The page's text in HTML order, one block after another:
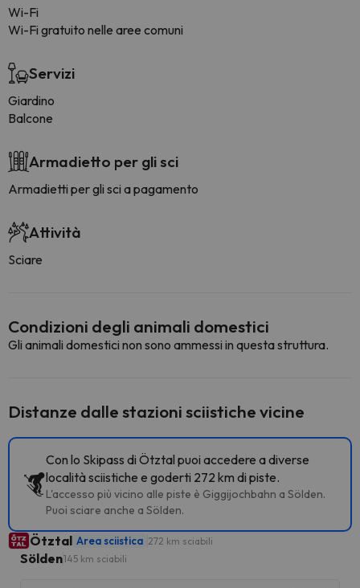
Wi-Fi
Wi-Fi gratuito nelle aree comuni
Servizi
Giardino
Balcone
Armadietto per gli sci
Armadietti per gli sci a pagamento
Attività
Sciare
Condizioni degli animali domestici
Gli animali domestici non sono ammessi in questa struttura.
Distanze dalle stazioni sciistiche vicine
Con lo Skipass di Ötztal puoi accedere a diverse
località sciistiche e goderti 272 km di piste.
L'accesso più vicino alle piste è Giggijochbahn a Sölden.
Puoi sciare anche a Sölden.
Ötztal Area sciistica 272 km sciabili
Sölden145 km sciabili